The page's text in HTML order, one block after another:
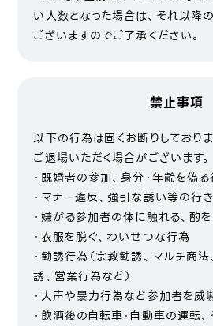
い人数となった場合は、それ以降
ございますのでご了承ください。
禁止事項
以下の行為は固くお断りしており
ご退場いただく場合がございます。
・既婚者の参加、身分・年齢を偽
・マナー違反、強引な誘い等の行
・嫌がる参加者の体に触れる、酌
・衣服を脱ぐ、わいせつな行為
・勧誘行為（宗教勧誘、マルチ商
誘、営業行為など）
・大声や暴力行為など参加者を威
・飲酒後の自転車・自動車の運転